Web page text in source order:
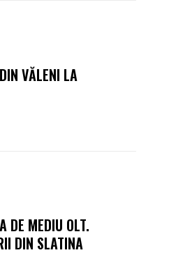
VĂLENI LA
DE MEDIU OLT.
DIN SLATINA